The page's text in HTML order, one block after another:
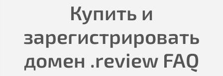
Купить и
зарегистрировать
домен .review FAQ